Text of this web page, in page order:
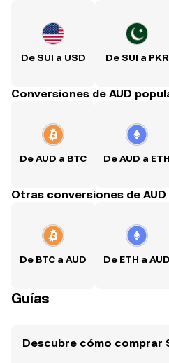
De SUI a USD De SUI a PKR
Conversiones de AUD
De AUD a BTC De AUD a ETH
Otras conversiones de AUD
De BTC a AUD De ETH a AUD
Guías
Descubre cómo comprar